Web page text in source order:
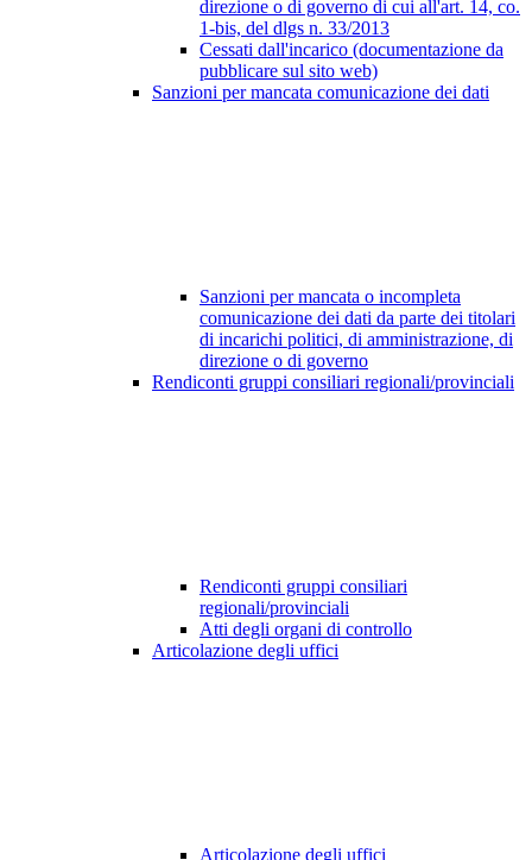
direzione o di governo di cui all'art. 14, co.
1-bis, del dlgs n. 33/2013
Cessati dall'incarico (documentazione da
pubblicare sul sito web)
Sanzioni per mancata comunicazione dei dati
Sanzioni per mancata o incompleta
comunicazione dei dati da parte dei titolari
di incarichi politici, di amministrazione, di
direzione o di governo
Rendiconti gruppi consiliari regionali/provinciali
Rendiconti gruppi consiliari
regionali/provinciali
Atti degli organi di controllo
Articolazione degli uffici
Articolazione degli uffici